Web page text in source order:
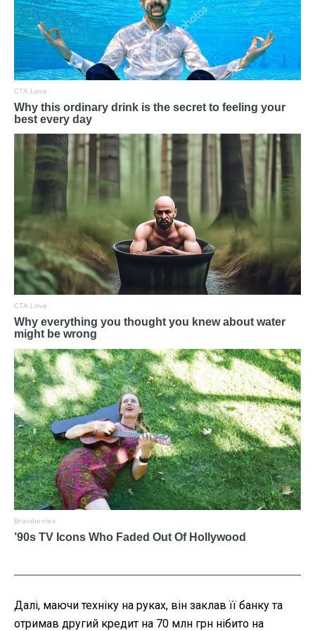
Далі, маючи техніку на руках, він заклав її банку та
отримав другий кредит на 70 млн грн нібито на